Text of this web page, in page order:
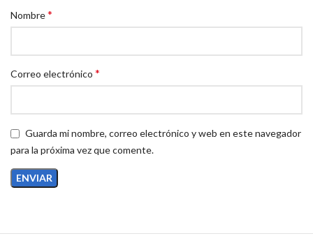
Nombre*
Correo electrónico *
Guarda mi nombre, correo electrónico y web en este navegador
para la próxima vez que comente.